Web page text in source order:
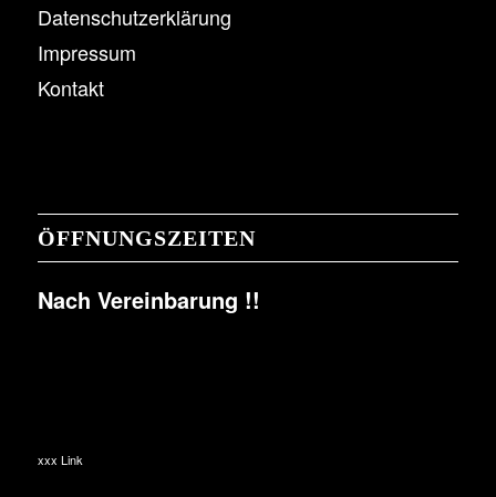
Datenschutzerklärung
Impressum
Kontakt
ÖFFNUNGSZEITEN
Nach Vereinbarung !!
xxx Link